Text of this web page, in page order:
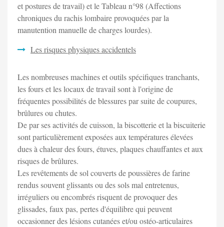
et postures de travail) et le Tableau n°98 (Affections
chroniques du rachis lombaire provoquées par la
manutention manuelle de charges lourdes).
Les risques physiques accidentels
Les nombreuses machines et outils spécifiques tranchants,
les fours et les locaux de travail sont à l'origine de
fréquentes possibilités de blessures par suite de coupures,
brûlures ou chutes.
De par ses activités de cuisson, la biscotterie et la biscuiterie
sont particulièrement exposées aux températures élevées
dues à chaleur des fours, étuves, plaques chauffantes et aux
risques de brûlures.
Les revêtements de sol couverts de poussières de farine
rendus souvent glissants ou des sols mal entretenus,
irréguliers ou encombrés risquent de provoquer des
glissades, faux pas, pertes d'équilibre qui peuvent
occasionner des lésions cutanées et/ou ostéo-articulaires